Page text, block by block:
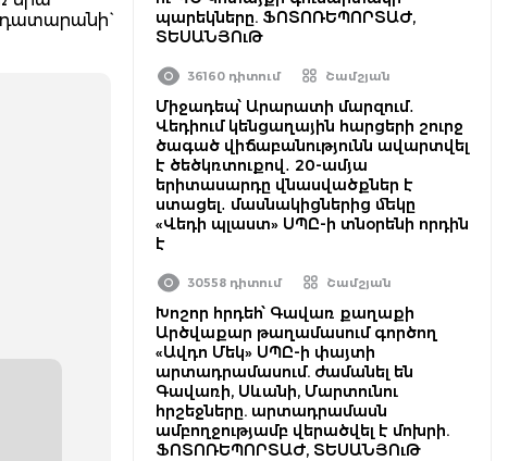
պարեկները. ՖՈՏՈՌԵՊՈՐՏԱԺ,
ՏԵՍԱՆՅՈւԹ
36160 դիտում Շամշյան
Միջադեպ՝ Արարատի մարզում․
Վեդիում կենցաղային հարցերի շուրջ
ծագած վիճաբանությունն ավարտվել
է ծեծկռտուքով․ 20-ամյա
երիտասարդը վնասվածքներ է
ստացել․ մասնակիցներից մեկը
«Վեդի պլաստ» ՍՊԸ-ի տնօրենի որդին
է
30558 դիտում Շամշյան
Խոշոր հրդեհ՝ Գավառ քաղաքի
Արծվաքար թաղամասում գործող
«Ավդո Մեկ» ՍՊԸ-ի փայտի
արտադրամասում. ժամանել են
Գավառի, Սևանի, Մարտունու
հրշեջները. արտադրամասն
ամբողջությամբ վերածվել է մոխրի.
ՖՈՏՈՌԵՊՈՐՏԱԺ, ՏԵՍԱՆՅՈւԹ